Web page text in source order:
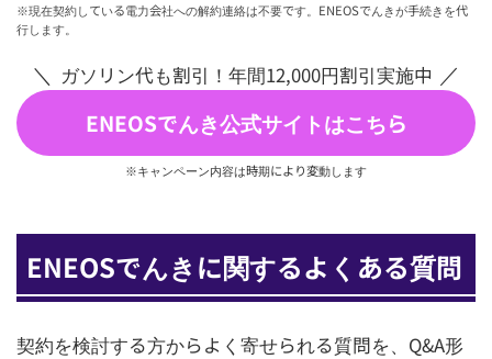
※現在契約している電力会社への解約連絡は不要です。ENEOSでんきが手続きを代
行します。
ガソリン代も割引！年間12,000円割引実施中
ENEOSでんき公式サイトはこちら
※キャンペーン内容は時期により変動します
ENEOSでんきに関するよくある質問
契約を検討する方からよく寄せられる質問を、Q&A形